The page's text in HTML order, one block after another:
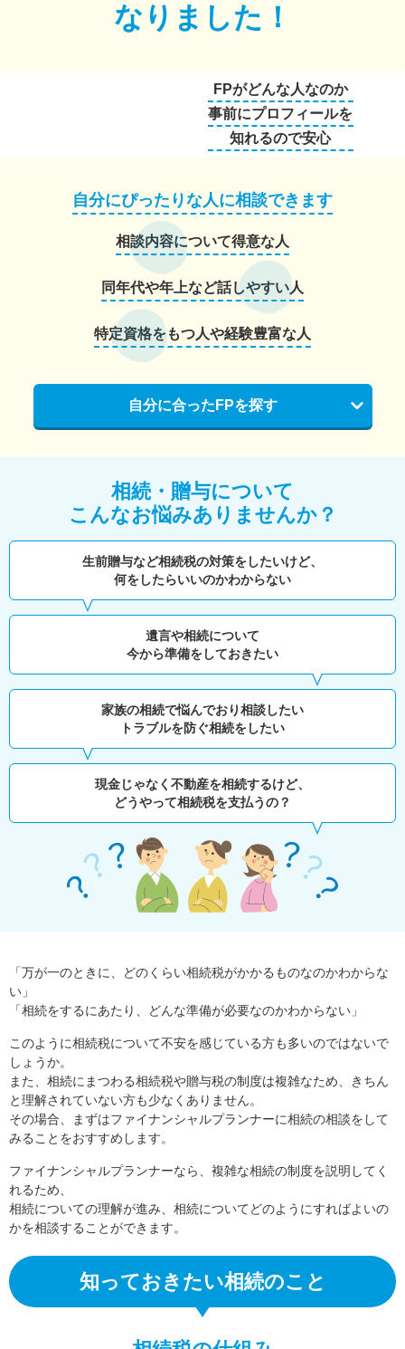
なりました！
FPがどんな人なのか
事前にプロフィールを
知れるので安心
自分にぴったりな人に相談できます
相談内容について得意な人
同年代や年上など話しやすい人
特定資格をもつ人や経験豊富な人
自分に合ったFPを探す
相続・贈与について
こんなお悩みありませんか？
生前贈与など相続税の対策をしたいけど、
何をしたらいいのかわからない
遺言や相続について
今から準備をしておきたい
家族の相続で悩んでおり相談したい
トラブルを防ぐ相続をしたい
現金じゃなく不動産を相続するけど、
どうやって相続税を支払うの？
「万が一のときに、どのくらい相続税がかかるものなのかわからな
い」
「相続をするにあたり、どんな準備が必要なのかわからない」
このように相続税について不安を感じている方も多いのではないで
しょうか。
また、相続にまつわる相続税や贈与税の制度は複雑なため、きちん
と理解されていない方も少なくありません。
その場合、まずはファイナンシャルプランナーに相続の相談をして
みることをおすすめします。
ファイナンシャルプランナーなら、複雑な相続の制度を説明してく
れるため、
相続についての理解が進み、相続についてどのようにすればよいの
かを相談することができます。
知っておきたい相続のこと